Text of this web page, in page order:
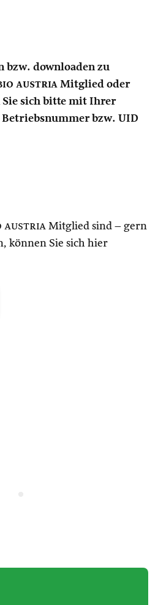
bzw. downloaden zu
austria Mitglied oder
sich bitte mit Ihrer
bzw. UID
austria Mitglied sind – gern
können Sie sich hier